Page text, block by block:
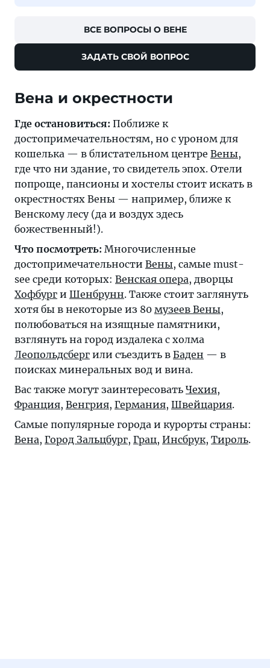
ВСЕ ВОПРОСЫ О ВЕНЕ
ЗАДАТЬ СВОЙ ВОПРОС
Вена и окрестности
Где остановиться: Поближе к
достопримечательностям, но с уроном для
кошелька — в блистательном центре Вены,
где что ни здание, то свидетель эпох. Отели
попроще, пансионы и хостелы стоит искать в
окрестностях Вены — например, ближе к
Венскому лесу (да и воздух здесь
божественный!).
Что посмотреть: Многочисленные
достопримечательности Вены, самые must-
see среди которых: Венская опера, дворцы
Хофбург и Шенбрунн. Также стоит заглянуть
хотя бы в некоторые из 80 музеев Вены,
полюбоваться на изящные памятники,
взглянуть на город издалека с холма
Леопольдсберг или съездить в Баден — в
поисках минеральных вод и вина.
Вас также могут заинтересовать Чехия,
Франция, Венгрия, Германия, Швейцария.
Самые популярные города и курорты страны:
Вена, Город Зальцбург, Грац, Инсбрук, Тироль.